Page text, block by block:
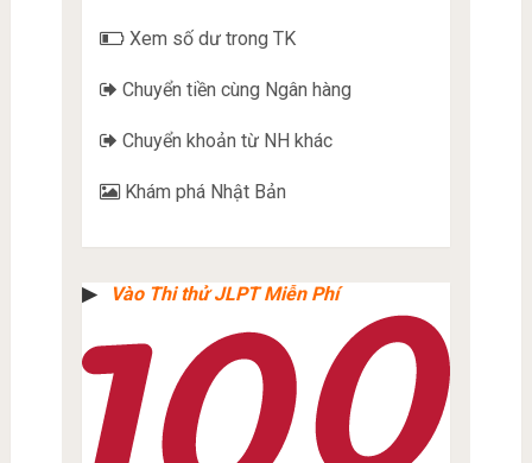
Xem số dư trong TK
Chuyển tiền cùng Ngân hàng
Chuyển khoản từ NH khác
Khám phá Nhật Bản
▶︎ Vào Thi thử JLPT Miễn Phí